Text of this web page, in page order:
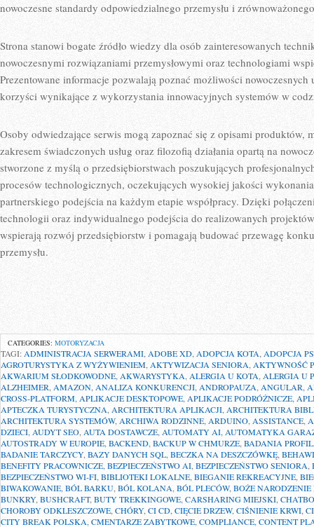
nowoczesne standardy odpowiedzialnego przemysłu i
Strona stanowi bogate źródło wiedzy dla osób zainteresowanych
nowoczesnymi rozwiązaniami przemysłowymi oraz technologiami
Prezentowane informacje pozwalają poznać możliwości nowoczesnych
korzyści wynikające z wykorzystania innowacyjnych systemów w
Osoby odwiedzające serwis mogą zapoznać się z opisami produktów,
zakresem świadczonych usług oraz filozofią działania opartą na
stworzone z myślą o przedsiębiorstwach poszukujących
procesów technologicznych, oczekujących wysokiej jakości
partnerskiego podejścia na każdym etapie współpracy. Dzięki
technologii oraz indywidualnego podejścia do realizowanych
wspierają rozwój przedsiębiorstw i pomagają budować przewagę
przemysłu.
CATEGORIES: MOTORYZACJA
TAGI: ADMINISTRACJA SERWERAMI ADOBE XD ADOPCJA KOTA ADOPCJA
AGROTURYSTYKA Z WYŻYWIENIEM AKTYWIZACJA SENIORA AKTYWNOŚĆ
AKWARIUM SŁODKOWODNE AKWARYSTYKA ALERGIA U KOTA ALERGIA U
ALZHEIMER AMAZON ANALIZA KONKURENCJI ANDROPAUZA ANGULAR,
CROSS-PLATFORM APLIKACJE DESKTOPOWE APLIKACJE PODRÓŻNICZE,
APTECZKA TURYSTYCZNA ARCHITEKTURA APLIKACJI ARCHITEKTURA
ARCHITEKTURA SYSTEMÓW, ARCHIWA RODZINNE ARDUINO ASSISTANCE
DZIECI AUDYT SEO AUTA DOSTAWCZE AUTOMATY AI AUTOMATYKA
AUTOSTRADY W EUROPIE, BACKEND BACKUP W CHMURZE, BADANIA
BADANIE TARCZYCY, BAZY DANYCH SQL, BECZKA NA DESZCZÓWKĘ
BENEFITY PRACOWNICZE BEZPIECZEŃSTWO AI, BEZPIECZEŃSTWO SENIORA,
BEZPIECZEŃSTWO WI-FI BIBLIOTEKI LOKALNE, BIEGANIE REKREACYJNE
BIWAKOWANIE BÓL BARKU BÓL KOLANA, BÓL PLECÓW, BOŻE
BUNKRY, BUSHCRAFT, BUTY TREKKINGOWE CARSHARING MIEJSKI
CHOROBY ODKLESZCZOWE CHÓRY, CI CD CIĘCIE DRZEW, CIŚNIENIE KRWI
CITY BREAK POLSKA CMENTARZE ZABYTKOWE COMPLIANCE, CONTENT